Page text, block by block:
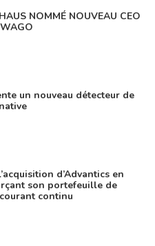
NOMMÉ NOUVEAU CEO
un nouveau détecteur de
d’Advantics en
son portefeuille de
continu